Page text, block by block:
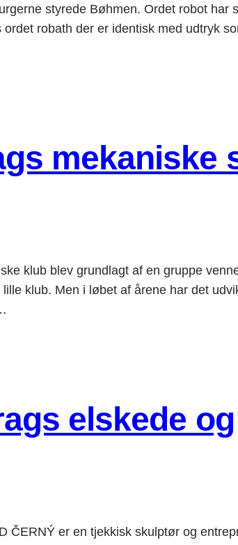
styrede Bøhmen. Ordet robot har
robath der er identisk med udtryk
mekaniske
klub blev grundlagt af en gruppe
klub. Men i løbet af årene har det
elskede og
ČERNÝ er en tjekkisk skulptør og